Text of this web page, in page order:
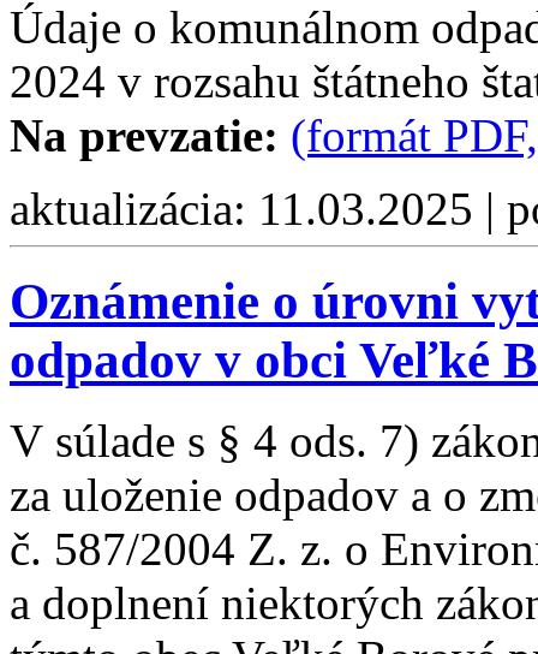
Údaje o komunálnom
2024 v rozsahu štátneho
Na prevzatie: (formát
aktualizácia: 11.03.2025 |
Oznámenie o úrovni
odpadov v obci Veľké
V súlade s § 4 ods. 7)
za uloženie odpadov a o
č. 587/2004 Z. z. o
a doplnení niektorých